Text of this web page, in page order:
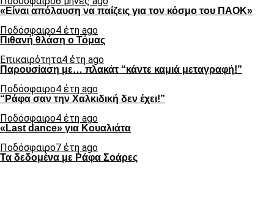
«Είναι απόλαυση να παίζεις για τον κόσμο του ΠΑΟΚ»
Ποδόσφαιρο4 έτη ago
Πιθανή θλάση ο Τόμας
Επικαιρότητα4 έτη ago
Παρουσίαση με… πλακάτ “κάντε καμιά μεταγραφή!”
Ποδόσφαιρο4 έτη ago
“Ράφα σαν την Χαλκιδική δεν έχει!”
Ποδόσφαιρο4 έτη ago
«Last dance» για Κουαλιάτα
Ποδόσφαιρο7 έτη ago
Τα δεδομένα με Ράφα Σοάρες